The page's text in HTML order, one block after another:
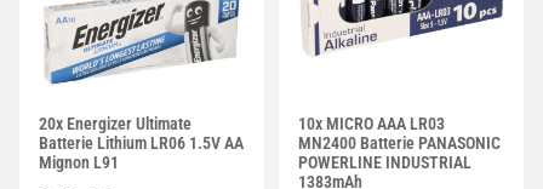
20x Energizer Ultimate
Batterie Lithium LR06 1.5V AA
Mignon L91
10x MICRO AAA LR03
MN2400 Batterie PANASONIC
POWERLINE INDUSTRIAL
1383mAh